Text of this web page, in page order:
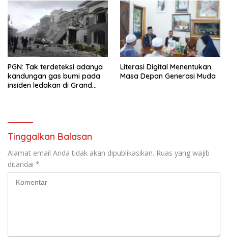
PGN: Tak terdeteksi adanya
kandungan gas bumi pada
insiden ledakan di Grand
Literasi Digital Menentukan
Masa Depan Generasi Muda
Tinggalkan Balasan
Alamat email Anda tidak akan dipublikasikan. Ruas yang wajib
ditandai *